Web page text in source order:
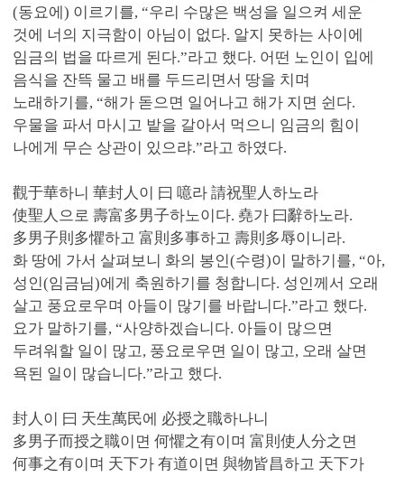
(동요에) 이르기를, “우리 수많은 백성을 일으켜 세운
것에 너의 지극함이 아님이 없다. 알지 못하는 사이에
임금의 법을 따르게 된다.”라고 했다. 어떤 노인이 입에
음식을 잔뜩 물고 배를 두드리면서 땅을 치며
노래하기를, “해가 돋으면 일어나고 해가 지면 쉰다.
우물을 파서 마시고 밭을 갈아서 먹으니 임금의 힘이
나에게 무슨 상관이 있으랴.”라고 하였다.
觀于華하니 華封人이 曰 噫라 請祝聖人하노라
使聖人으로 壽富多男子하노이다. 堯가 曰辭하노라.
多男子則多懼하고 富則多事하고 壽則多辱이니라.
화 땅에 가서 살펴보니 화의 봉인(수령)이 말하기를, “아,
성인(임금님)에게 축원하기를 청합니다. 성인께서 오래
살고 풍요로우며 아들이 많기를 바랍니다.”라고 했다.
요가 말하기를, “사양하겠습니다. 아들이 많으면
두려워할 일이 많고, 풍요로우면 일이 많고, 오래 살면
욕된 일이 많습니다.”라고 했다.
封人이 曰 天生萬民에 必授之職하나니
多男子而授之職이면 何懼之有이며 富則使人分之면
何事之有이며 天下가 有道이면 與物皆昌하고 天下가